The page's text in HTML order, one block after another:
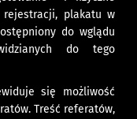
rejestracji, plakatu w
do wglądu
do tego
się możliwość
Treść referatów,